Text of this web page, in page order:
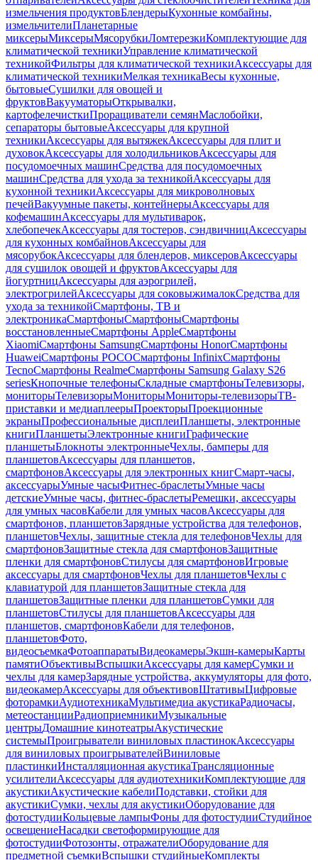
измельчения продуктовБлендерыКухонные комбайны,
измельчителиПланетарные
миксерыМиксерыМясорубкиЛомтерезкиКомплектующие для
климатической техникиУправление климатической
техникойФильтры для климатической техникиАксессуары для
климатической техникиМелкая техникаВесы кухонные,
бытовыеСушилки для овощей и
фруктовВакууматорыОткрывалки,
картофелечисткиПроращиватели семянМаслобойки,
сепараторы бытовыеАксессуары для крупной
техникиАксессуары для вытяжекАксессуары для плит и
духовокАксессуары для холодильниковАксессуары для
посудомоечных машинСредства для посудомоечных
машинСредства для ухода за техникойАксессуары для
кухонной техникиАксессуары для микроволновых
печейВакуумные пакеты, контейнерыАксессуары для
кофемашинАксессуары для мультиварок,
хлебопечекАксессуары для тостеров, сэндвичницАксессуары
для кухонных комбайновАксессуары для
мясорубокАксессуары для блендеров, миксеровАксессуары
для сушилок овощей и фруктовАксессуары для
йогуртницАксессуары для аэрогрилей,
электрогрилейАксессуары для соковыжималокСредства для
ухода за техникойСмартфоны, ТВ и
электроникаСмартфоныСмартфоныСмартфоны
восстановленныеСмартфоны AppleСмартфоны
XiaomiСмартфоны SamsungСмартфоны HonorСмартфоны
HuaweiСмартфоны POCOСмартфоны InfinixСмартфоны
TecnoСмартфоны RealmeСмартфоны Samsung Galaxy S26
seriesКнопочные телефоныСкладные смартфоныТелевизоры,
мониторыТелевизорыМониторыМониторы-телевизорыТВ-
приставки и медиаплеерыПроекторыПроекционные
экраныПрофессиональные дисплеиПланшеты, электронные
книгиПланшетыЭлектронные книгиГрафические
планшетыБлокноты электронныеЧехлы, бамперы для
планшетовАксессуары для планшетов,
смартфоновАксессуары для электронных книгСмарт-часы,
аксессуарыУмные часыФитнес-браслетыУмные часы
детскиеУмные часы, фитнес-браслетыРемешки, аксессуары
для умных часовКабели для умных часовАксессуары для
смартфонов, планшетовЗарядные устройства для телефонов,
планшетовЧехлы, защитные стекла для телефоновЧехлы для
смартфоновЗащитные стекла для смартфоновЗащитные
пленки для смартфоновСтилусы для смартфоновИгровые
аксессуары для смартфоновЧехлы для планшетовЧехлы с
клавиатурой для планшетовЗащитные стекла для
планшетовЗащитные пленки для планшетовСумки для
планшетовСтилусы для планшетовАксессуары для
планшетов, смартфоновКабели для телефонов,
планшетовФото,
видеосъемкаФотоаппаратыВидеокамерыЭкшн-камерыКарты
памятиОбъективыВспышкиАксессуары для камерСумки и
чехлы для камерЗарядные устройства, аккумуляторы для фото,
видеокамерАксессуары для объективовШтативыЦифровые
фоторамкиАудиотехникаМультимедиа акустикаРадиочасы,
метеостанцииРадиоприемникиМузыкальные
центрыДомашние кинотеатрыАкустические
системыПроигрыватели виниловых пластинокАксессуары
для виниловых проигрывателейВиниловые
пластинкиИнсталляционная акустикаТрансляционные
усилителиАксессуары для аудиотехникиКомплектующие для
акустикиАкустические кабелиПодставки, стойки для
акустикиСумки, чехлы для акустикиОборудование для
фотостудииКольцевые лампыФоны для фотостудииСтудийное
освещениеНасадки светоформирующие для
фотостудииФотозонты, отражателиОборудование для
предметной съемкиВспышки студийныеКомплекты